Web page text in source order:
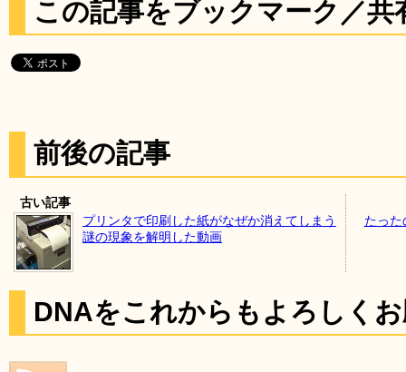
この記事をブックマーク／共
前後の記事
古い記事
プリンタで印刷した紙がなぜか消えてしまう
謎の現象を解明した動画
たっ
DNAをこれからもよろしく